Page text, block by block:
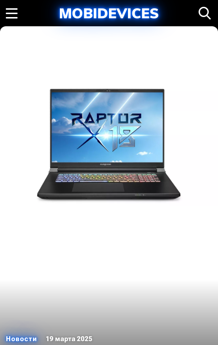
Новости 19 марта 2025